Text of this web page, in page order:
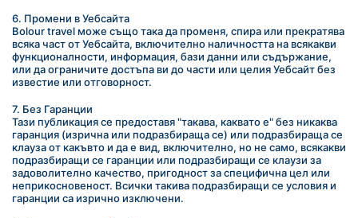
6. Промени в Уебсайта
Bolour travel може също така да променя, спира или прекратява
всяка част от Уебсайта, включително наличността на всякакви
функционалности, информация, бази данни или съдържание,
или да ограничите достъпа ви до части или целия Уебсайт без
известие или отговорност.
7. Без Гаранции
Тази публикация се предоставя "такава, каквато е" без никаква
гаранция (изрична или подразбираща се) или подразбираща се
клауза от какъвто и да е вид, включително, но не само, всякакви
подразбиращи се гаранции или подразбиращи се клаузи за
задоволително качество, пригодност за специфична цел или
неприкосновеност. Всички такива подразбиращи се условия и
гаранции са изрично изключени.